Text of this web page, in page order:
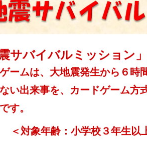
サバイバルミッション
ームは、大地震発生から６時
い出来事を、カードゲーム方
す。
＜対象年齢：小学校３年生以